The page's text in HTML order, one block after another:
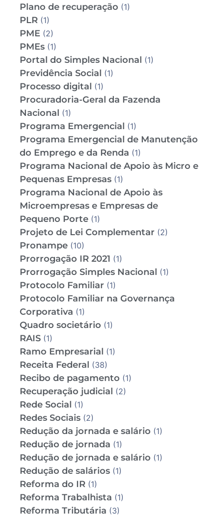
Plano de recuperação (1)
PLR (1)
PME (2)
PMEs (1)
Portal do Simples Nacional (1)
Previdência Social (1)
Processo digital (1)
Procuradoria-Geral da Fazenda
Nacional (1)
Programa Emergencial (1)
Programa Emergencial de Manutenção
do Emprego e da Renda (1)
Programa Nacional de Apoio às Micro e
Pequenas Empresas (1)
Programa Nacional de Apoio às
Microempresas e Empresas de
Pequeno Porte (1)
Projeto de Lei Complementar (2)
Pronampe (10)
Prorrogação IR 2021 (1)
Prorrogação Simples Nacional (1)
Protocolo Familiar (1)
Protocolo Familiar na Governança
Corporativa (1)
Quadro societário (1)
RAIS (1)
Ramo Empresarial (1)
Receita Federal (38)
Recibo de pagamento (1)
Recuperação judicial (2)
Rede Social (1)
Redes Sociais (2)
Redução da jornada e salário (1)
Redução de jornada (1)
Redução de jornada e salário (1)
Redução de salários (1)
Reforma do IR (1)
Reforma Trabalhista (1)
Reforma Tributária (3)